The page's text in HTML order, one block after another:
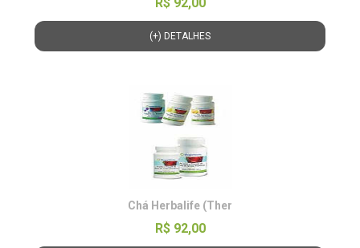
(+) DETALHES
Chá Herbalife (Ther
R$ 92,00